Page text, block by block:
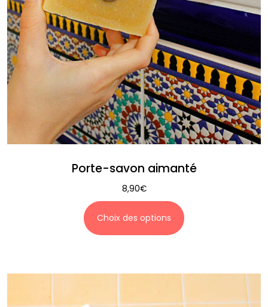
Porte-savon aimanté
8,90€
Choix des options